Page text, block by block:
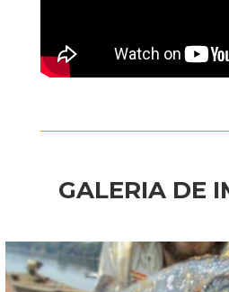
GALERIA DE